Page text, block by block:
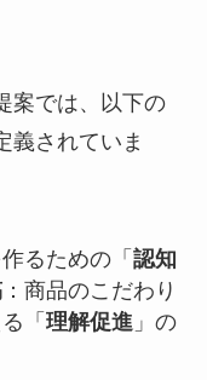
案では、以下の
義されていま
るための「 認知
：商品のこだわり
「 理解促進 」の